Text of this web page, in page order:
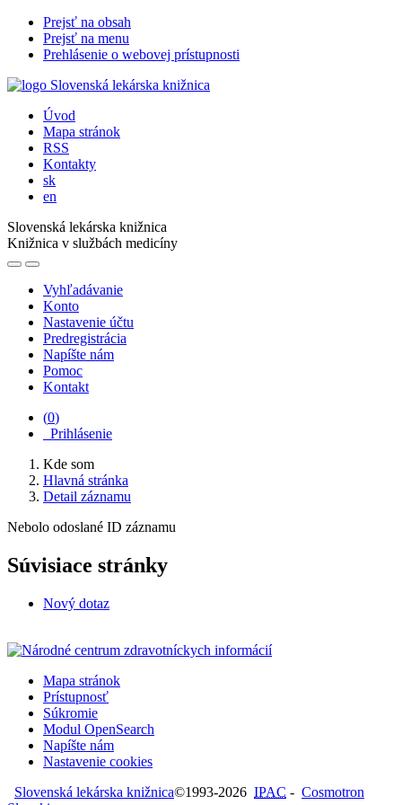
Prejsť na obsah
Prejsť na menu
Prehlásenie o webovej prístupnosti
Úvod
Mapa stránok
RSS
Kontakty
sk
en
Slovenská lekárska knižnica
Knižnica v službách medicíny
Vyhľadávanie
Konto
Nastavenie účtu
Predregistrácia
Napíšte nám
Pomoc
Kontakt
(0)
Prihlásenie
Kde som
Hlavná stránka
Detail záznamu
Nebolo odoslané ID záznamu
Súvisiace stránky
Nový dotaz
Mapa stránok
Prístupnosť
Súkromie
Modul OpenSearch
Napíšte nám
Nastavenie cookies
Slovenská lekárska knižnica©1993-2026 IPAC - Cosmotron